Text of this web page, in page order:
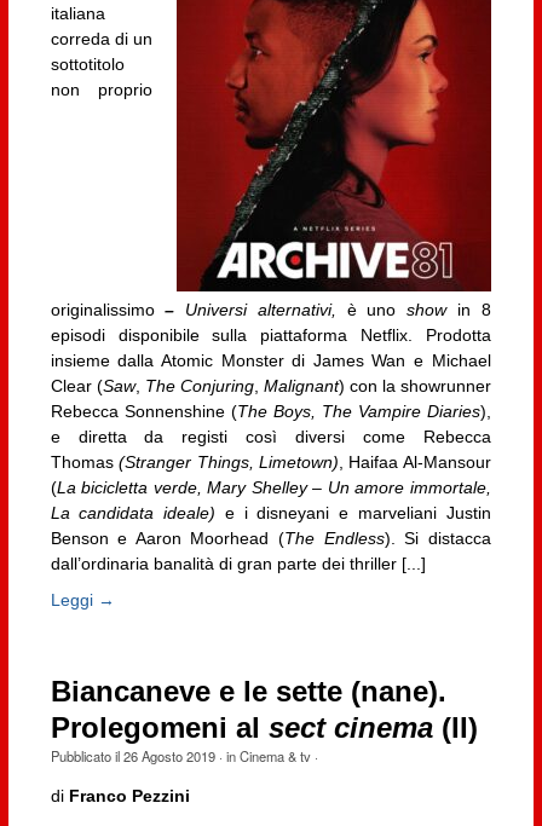
italiana
correda di un
sottotitolo
non proprio
originalissimo– Universi alternativi, è unoshowin 8
episodi disponibile sulla piattaforma Netflix. Prodotta
insieme dalla Atomic Monster di James Wan e Michael
Clear (Saw, The Conjuring, Malignant) con la showrunner
Rebecca Sonnenshine (The Boys, The Vampire Diaries),
e diretta da registi così diversi come Rebecca
Thomas(Stranger Things, Limetown), Haifaa Al-Mansour
(La bicicletta verde, Mary Shelley – Un amore immortale,
La candidata ideale) e i disneyani e marveliani Justin
Benson e Aaron Moorhead (The Endless). Si distacca
dall’ordinaria banalità di gran parte dei thriller [...]
Leggi →
Biancaneve e le sette (nane).
Prolegomeni al sect cinema(II)
Pubblicato il26 Agosto 2019· inCinema & tv·
di Franco Pezzini